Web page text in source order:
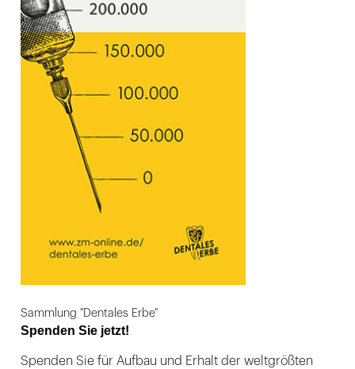
Sammlung "Dentales Erbe"
Spenden Sie jetzt!
Spenden Sie für Aufbau und Erhalt der weltgrößten